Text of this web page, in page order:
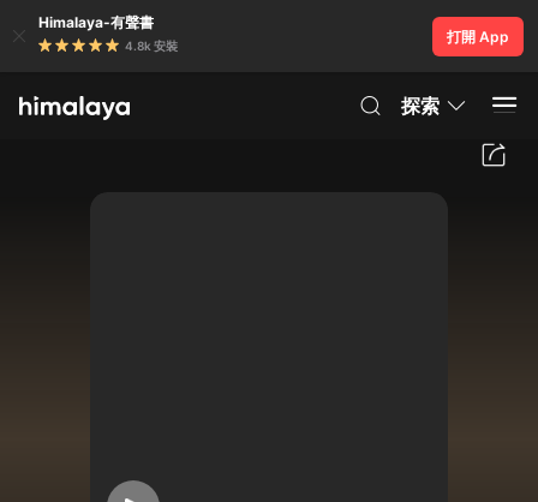
Himalaya-有聲書
4.8k 安裝
打開 App
探索